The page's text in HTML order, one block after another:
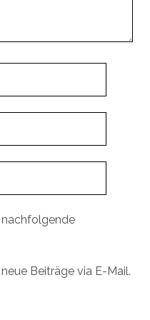
nachfolgende
Beiträge via E-Mail.